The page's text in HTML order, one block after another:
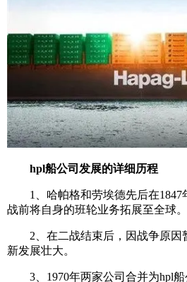
hpl船公司发展的详细历程
1、哈帕格和劳埃德先后在1847
战前将自身的班轮业务拓展至全球。
2、在二战结束后，因战争原因
新发展壮大。
3、1970年两家公司合并为hpl船